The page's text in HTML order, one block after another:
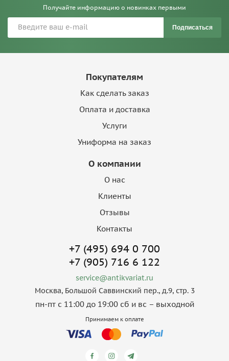
Получайте информацию о новинках первыми
Подписаться
Покупателям
Как сделать заказ
Оплата и доставка
Услуги
Униформа на заказ
О компании
О нас
Клиенты
Отзывы
Контакты
+7 (495) 694 0 700
+7 (905) 716 6 122
service@antikvariat.ru
Москва, Большой Саввинский пер., д.9, стр. 3
пн-пт с 11:00 до 19:00 сб и вс – выходной
Принимаем к оплате